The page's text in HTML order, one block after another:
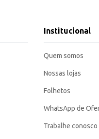
Institucional
Quem somos
Nossas lojas
Folhetos
WhatsApp de
Trabalhe conosco